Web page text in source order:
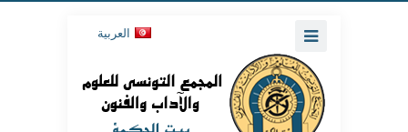
العربية